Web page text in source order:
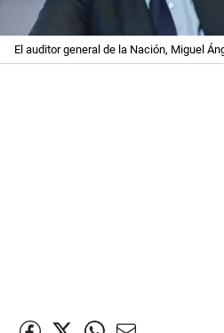
El auditor general de la Nación, Miguel